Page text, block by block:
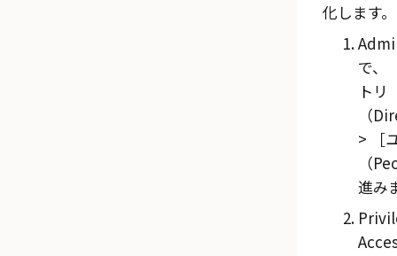
化します。
で、
トリ
（
（
進み